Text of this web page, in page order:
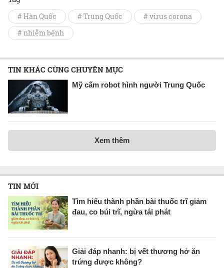
# Hàn Quốc # Trung Quốc
# virus corona
# nhiễm bệnh
TIN KHÁC CÙNG CHUYÊN MỤC
Mỹ cấm robot hình người Trung Quốc
Xem thêm
TIN MỚI
Tìm hiểu thành phần bài thuốc trĩ giảm
đau, co búi trĩ, ngừa tái phát
Giải đáp nhanh: bị vết thương hở ăn
trứng được không?